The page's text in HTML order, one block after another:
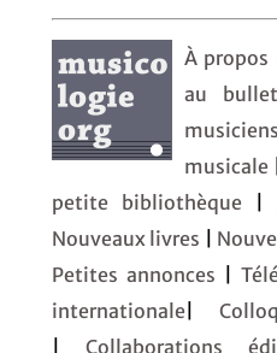
À
au
musicale
petite bibliothèque
Nouveaux livres
Petites annonces
|
internationale
Collaborations